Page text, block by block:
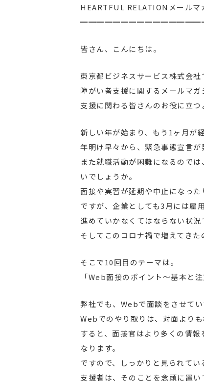
HEARTFUL RELATIONメール
皆さん、こんにちは。
東京都ビジネスサービス株式会社
障がい者支援に関するメールマガ
支援に関わる皆さんのお役に立つ
新しい年が始まり、もう1ヶ月が
年明け早々から、緊急事態宣言
また就職活動が困難になるので
いでしょうか。
面接や実習が延期や中止になった
ですが、企業としても3月には雇
進めていかなくてはならない状況
そしてこのコロナ禍で増えてき
そこで10回目のテーマは。
「Web面接のポイント～基本と注
弊社でも、Webで面談をさせて
Webでのやり取りは、対面より
すると、面接官はより多くの情
なります。
ですので、しっかりと見られてい
支援者は、そのことを念頭に置い